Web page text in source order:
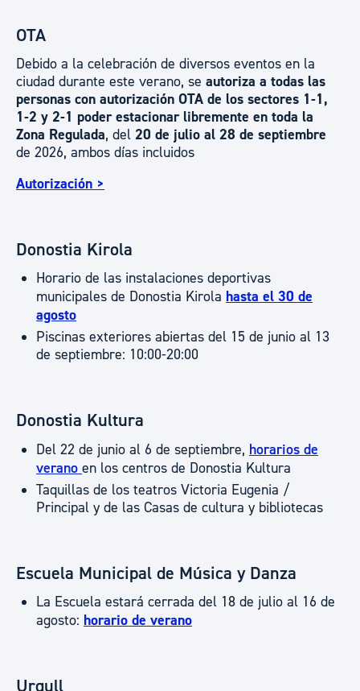
OTA
Debido a la celebración de diversos eventos en la
ciudad durante este verano, se autoriza a todas las
personas con autorización OTA de los sectores 1-1,
1-2 y 2-1 poder estacionar libremente en toda la
Zona Regulada, del 20 de julio al 28 de septiembre
de 2026, ambos días incluidos
Autorización >
Donostia Kirola
Horario de las instalaciones deportivas
municipales de Donostia Kirola hasta el 30 de
agosto
Piscinas exteriores abiertas del 15 de junio al 13
de septiembre: 10:00-20:00
Donostia Kultura
Del 22 de junio al 6 de septiembre, horarios de
verano en los centros de Donostia Kultura
Taquillas de los teatros Victoria Eugenia /
Principal y de las Casas de cultura y bibliotecas
Escuela Municipal de Música y Danza
La Escuela estará cerrada del 18 de julio al 16 de
agosto: horario de verano
Urgull